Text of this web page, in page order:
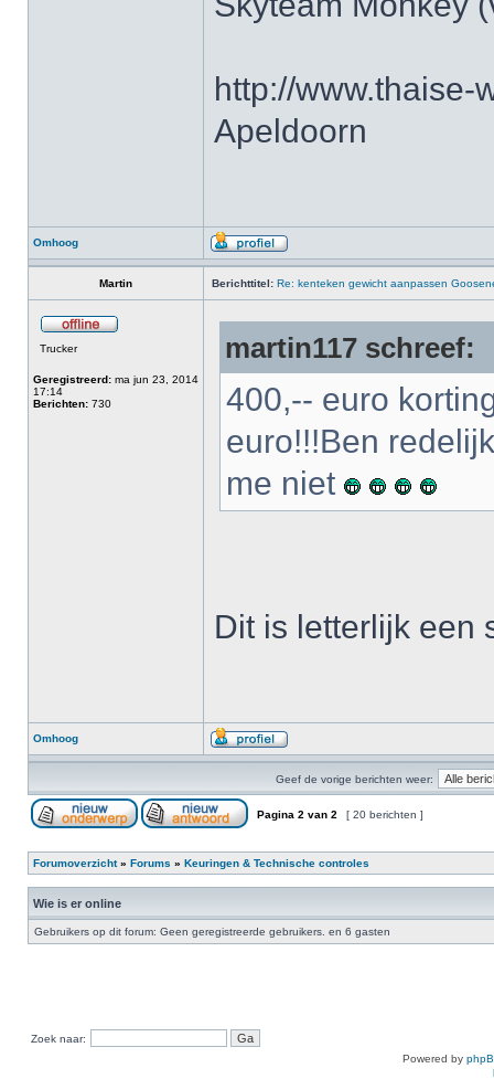
http://www.thaise-
Apeldoorn
Omhoog
Martin Berichttitel: Re: kenteken gewicht aanpassen
Trucker
Geregistreerd: ma jun 23, 2014
17:14
Berichten: 730
martin117 schreef:
400,-- euro
euro!!!Ben
me niet
Dit is letterlijk een
Omhoog
Geef de vorige berichten weer:
Pagina 2 van 2 [ 20 berichten ]
Forumoverzicht» Forums » Keuringen & Technische controles
Wie is er online
Gebruikers op dit forum: Geen geregistreerde gebruikers. en 6 gasten
Zoek naar:
Powered by